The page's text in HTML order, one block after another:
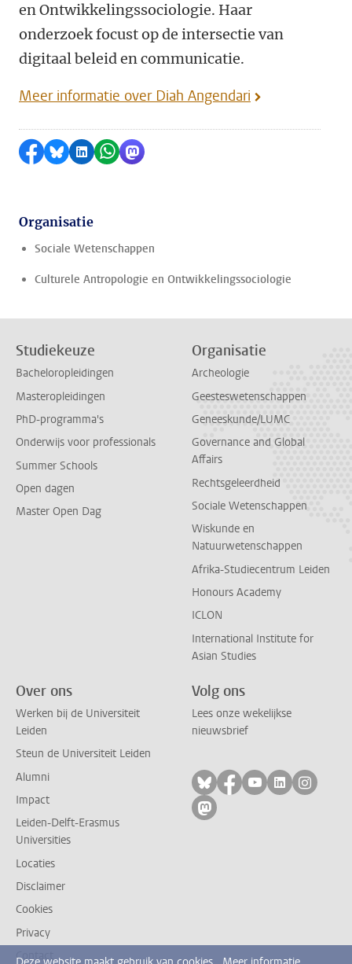
en Ontwikkelingssociologie. Haar
onderzoek focust op de intersectie van
digitaal beleid en communicatie.
Meer informatie over Diah Angendari
Delen op Facebook
Delen via Bluesky
Delen op LinkedIn
Delen via WhatsApp
Delen via Mastodon
Organisatie
Sociale Wetenschappen
Culturele Antropologie en Ontwikkelingssociologie
Studiekeuze
Bacheloropleidingen
Masteropleidingen
PhD-programma's
Onderwijs voor professionals
Summer Schools
Open dagen
Master Open Dag
Organisatie
Archeologie
Geesteswetenschappen
Geneeskunde/LUMC
Governance and Global
Affairs
Rechtsgeleerdheid
Sociale Wetenschappen
Wiskunde en
Natuurwetenschappen
Afrika-Studiecentrum Leiden
Honours Academy
ICLON
International Institute for
Asian Studies
Over ons
Werken bij de Universiteit
Leiden
Steun de Universiteit Leiden
Alumni
Impact
Leiden-Delft-Erasmus
Universities
Locaties
Disclaimer
Cookies
Privacy
Contact
Volg ons
Lees onze wekelijkse
nieuwsbrief
Volg ons op bluesky
Volg ons op
Volg ons op
Volg ons
Volg
Volg ons op mastodon